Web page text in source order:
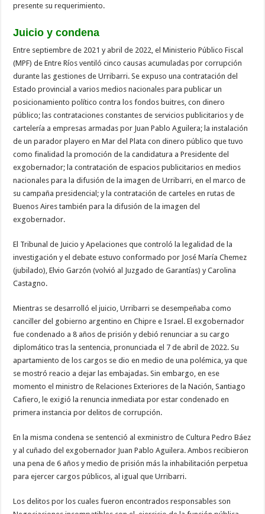
presente su requerimiento.
Juicio y condena
Entre septiembre de 2021 y abril de 2022, el Ministerio Público Fiscal
(MPF) de Entre Ríos ventiló cinco causas acumuladas por corrupción
durante las gestiones de Urribarri. Se expuso una contratación del
Estado provincial a varios medios nacionales para publicar un
posicionamiento político contra los fondos buitres, con dinero
público; las contrataciones constantes de servicios publicitarios y de
cartelería a empresas armadas por Juan Pablo Aguilera; la instalación
de un parador playero en Mar del Plata con dinero público que tuvo
como finalidad la promoción de la candidatura a Presidente del
exgobernador; la contratación de espacios publicitarios en medios
nacionales para la difusión de la imagen de Urribarri, en el marco de
su campaña presidencial; y la contratación de carteles en rutas de
Buenos Aires también para la difusión de la imagen del
exgobernador.
El Tribunal de Juicio y Apelaciones que controló la legalidad de la
investigación y el debate estuvo conformado por José María Chemez
(jubilado), Elvio Garzón (volvió al Juzgado de Garantías) y Carolina
Castagno.
Mientras se desarrolló el juicio, Urribarri se desempeñaba como
canciller del gobierno argentino en Chipre e Israel. El exgobernador
fue condenado a 8 años de prisión y debió renunciar a su cargo
diplomático tras la sentencia, pronunciada el 7 de abril de 2022. Su
apartamiento de los cargos se dio en medio de una polémica, ya que
se mostró reacio a dejar las embajadas. Sin embargo, en ese
momento el ministro de Relaciones Exteriores de la Nación, Santiago
Cafiero, le exigió la renuncia inmediata por estar condenado en
primera instancia por delitos de corrupción.
En la misma condena se sentenció al exministro de Cultura Pedro Báez
y al cuñado del exgobernador Juan Pablo Aguilera. Ambos recibieron
una pena de 6 años y medio de prisión más la inhabilitación perpetua
para ejercer cargos públicos, al igual que Urribarri.
Los delitos por los cuales fueron encontrados responsables son